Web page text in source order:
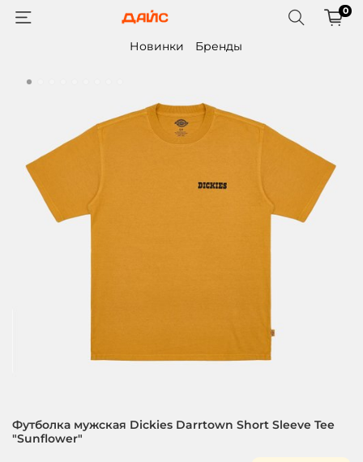
0
Новинки Бренды
Футболка мужская Dickies Darrtown Short Sleeve Tee
"Sunflower"